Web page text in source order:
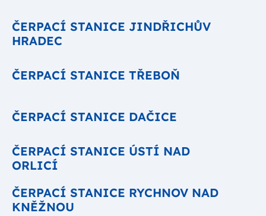
ČERPACÍ STANICE JINDŘICHŮV
HRADEC
ČERPACÍ STANICE TŘEBOŇ
ČERPACÍ STANICE DAČICE
ČERPACÍ STANICE ÚSTÍ NAD
ORLICÍ
ČERPACÍ STANICE RYCHNOV NAD
KNĚŽNOU